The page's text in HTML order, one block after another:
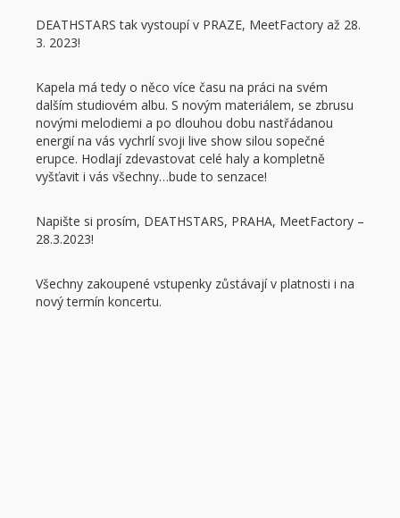
DEATHSTARS tak vystoupí v PRAZE, MeetFactory až 28.
3. 2023!
Kapela má tedy o něco více času na práci na svém
dalším studiovém albu. S novým materiálem, se zbrusu
novými melodiemi a po dlouhou dobu nastřádanou
energií na vás vychrlí svoji live show silou sopečné
erupce. Hodlají zdevastovat celé haly a kompletně
vyšťavit i vás všechny…bude to senzace!
Napište si prosím, DEATHSTARS, PRAHA, MeetFactory –
28.3.2023!
Všechny zakoupené vstupenky zůstávají v platnosti i na
nový termín koncertu.